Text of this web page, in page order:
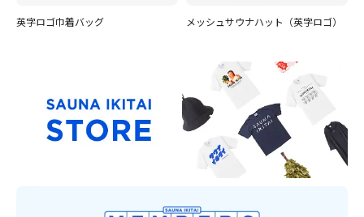
英字ロゴ巾着バッグ メッシュサウナハット（英字ロゴ）